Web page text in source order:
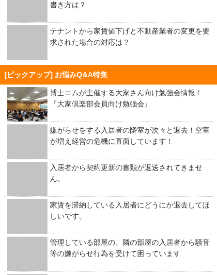
書き方は？
テナントから家賃値下げと不動産業者の変更を要
求された場合の対応は？
[ピックアップ] お悩みQ&A特集
博士コムが主催する大家さん向け勉強会情報！
『大家倶楽部会員向け勉強会』
嫌がらせをする入居者の隣室が次々と退去！空室
が増え経営の危機に直面しています！
入居者から契約更新の書類が返送されてきませ
ん。
家賃を滞納している入居者にどうにか退去してほ
しいです。
管理している部屋の、隣の部屋の入居者から騒音
等の嫌がらせ行為を受けて困っています